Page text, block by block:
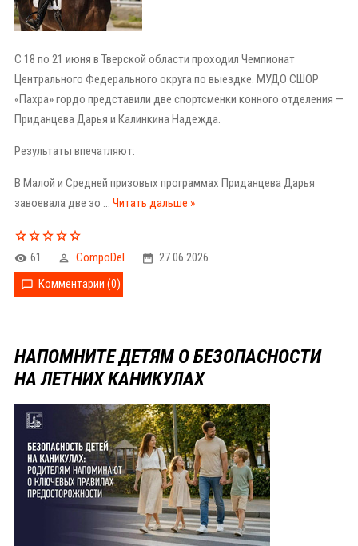
С 18 по 21 июня в Тверской области проходил Чемпионат
Центрального Федерального округа по выездке. МУДО СШОР
«Пахра» гордо представили две спортсменки конного отделения —
Приданцева Дарья и Калинкина Надежда.
Результаты впечатляют:
В Малой и Средней призовых программах Приданцева Дарья
завоевала две зо ... Читать дальше »
61 CompoDel
27.06.2026
Комментарии (0)
НАПОМНИТЕ ДЕТЯМ О БЕЗОПАСНОСТИ
НА ЛЕТНИХ КАНИКУЛАХ